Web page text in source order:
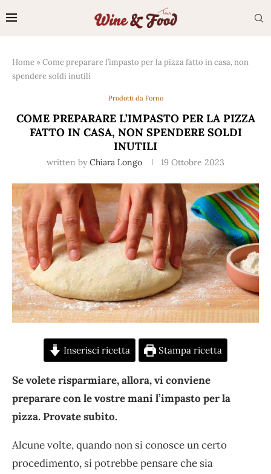
Home »Come preparare l’impasto per la pizza fatto in casa, non
spendere soldi inutili
Prodotti da Forno
COME PREPARARE L’IMPASTO PER LA PIZZA
FATTO IN CASA, NON SPENDERE SOLDI
INUTILI
written by Chiara Longo 19 Ottobre 2023
Inserisci ricetta Stampa ricetta
Se volete risparmiare, allora, vi conviene
preparare con le vostre mani l’impasto per la
pizza. Provate subito.
Alcune volte, quando non si conosce un certo
procedimento, si potrebbe pensare che sia